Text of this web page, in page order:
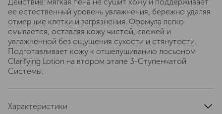
ее естественный уровень увлажнения, бережно удаляя
отмершие клетки и загрязнения. Формула легко
смывается, оставляя кожу чистой, свежей и
увлажненной без ощущения сухости и стянутости.
Подготавливает кожу к отшелушиванию лосьоном
Clarifying Lotion на втором этапе 3-Ступенчатой
Системы.
Характеристики